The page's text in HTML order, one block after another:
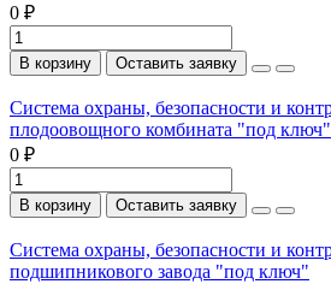
0 ₽
В корзину Оставить заявку
Система охраны, безопасности и
плодоовощного комбината "под ключ"
0 ₽
В корзину Оставить заявку
Система охраны, безопасности и
подшипникового завода "под ключ"